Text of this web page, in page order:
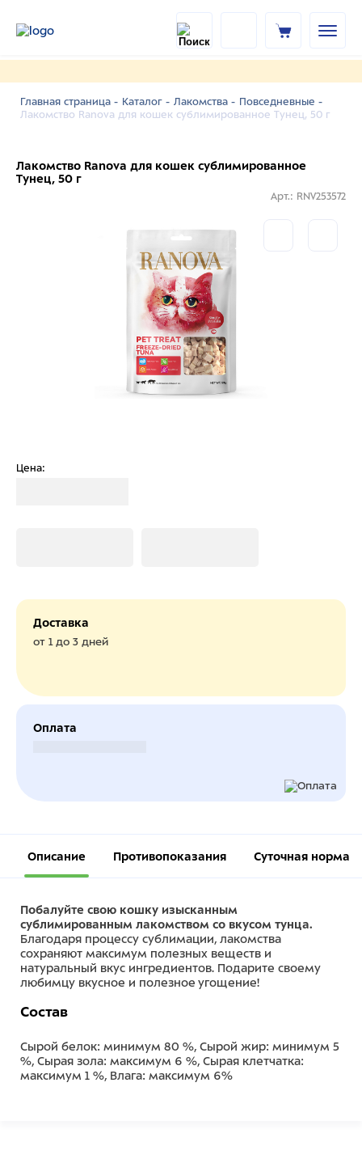
Главная страница - Каталог - Лакомства - Повседневные -
Лакомство Ranova для кошек сублимированное Тунец, 50 г
Лакомство Ranova для кошек сублимированное
Тунец, 50 г
Арт.: RNV253572
Цена:
Доставка
от 1 до 3 дней
Оплата
Описание Противопоказания Суточная норма
Побалуйте свою кошку изысканным
сублимированным лакомством со вкусом тунца.
Благодаря процессу сублимации, лакомства
сохраняют максимум полезных веществ и
натуральный вкус ингредиентов. Подарите своему
любимцу вкусное и полезное угощение!
Состав
Сырой белок: минимум 80 %, Сырой жир: минимум 5
%, Сырая зола: максимум 6 %, Сырая клетчатка:
максимум 1 %, Влага: максимум 6%